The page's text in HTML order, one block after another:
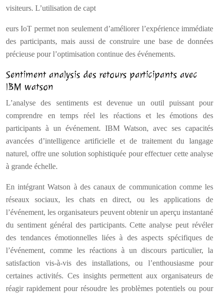
visiteurs. L’utilisation de capt
eurs IoT permet non seulement d’améliorer l’expérience immédiate
des participants, mais aussi de construire une base de données
précieuse pour l’optimisation continue des événements.
Sentiment analysis des retours participants avec
IBM watson
L’analyse des sentiments est devenue un outil puissant pour
comprendre en temps réel les réactions et les émotions des
participants à un événement. IBM Watson, avec ses capacités
avancées d’intelligence artificielle et de traitement du langage
naturel, offre une solution sophistiquée pour effectuer cette analyse
à grande échelle.
En intégrant Watson à des canaux de communication comme les
réseaux sociaux, les chats en direct, ou les applications de
l’événement, les organisateurs peuvent obtenir un aperçu instantané
du sentiment général des participants. Cette analyse peut révéler
des tendances émotionnelles liées à des aspects spécifiques de
l’événement, comme les réactions à un discours particulier, la
satisfaction vis-à-vis des installations, ou l’enthousiasme pour
certaines activités. Ces insights permettent aux organisateurs de
réagir rapidement pour résoudre les problèmes potentiels ou pour